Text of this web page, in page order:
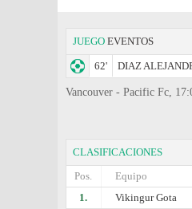
JUEGO EVENTOS
62' DIAZ
Vancouver - Pacific Fc,
CLASIFICACIONES
Pos.
Equipo
1.
Vikingur Gota